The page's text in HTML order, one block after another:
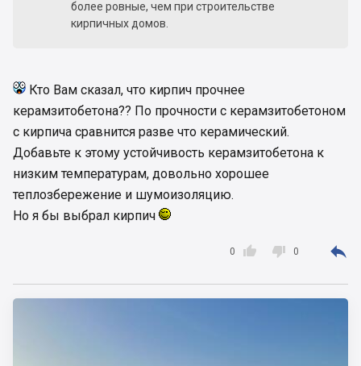
более ровные, чем при строительстве
кирпичных домов.
Кто Вам сказал, что кирпич прочнее
керамзитобетона?? По прочности с керамзитобетоном
с кирпича сравнится разве что керамический.
Добавьте к этому устойчивость керамзитобетона к
низким температурам, довольно хорошее
теплозбережение и шумоизоляцию.
Но я бы выбрал кирпич

0  0 